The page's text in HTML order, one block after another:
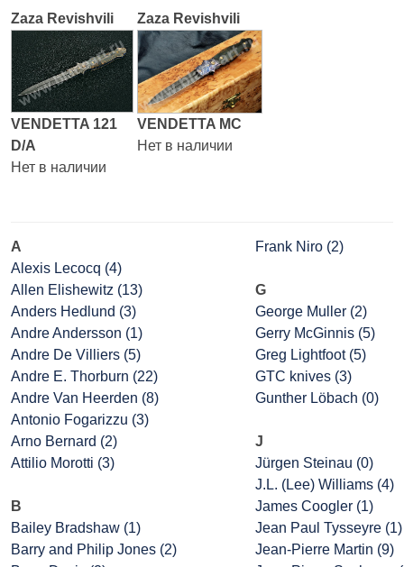
Zaza Revishvili Zaza Revishvili
VENDETTA 121
D/A
Нет в наличии
VENDETTA MC
Нет в наличии
A
Alexis Lecocq (4)
Allen Elishewitz (13)
Anders Hedlund (3)
Andre Andersson (1)
Andre De Villiers (5)
Andre E. Thorburn (22)
Andre Van Heerden (8)
Antonio Fogarizzu (3)
Arno Bernard (2)
Attilio Morotti (3)
B
Bailey Bradshaw (1)
Barry and Philip Jones (2)
Frank Niro (2)
G
George Muller (2)
Gerry McGinnis (5)
Greg Lightfoot (5)
GTC knives (3)
Gunther Löbach (0)
J
Jürgen Steinau (0)
J.L. (Lee) Williams (4)
James Coogler (1)
Jean Paul Tysseyre (1)
Jean-Pierre Martin (9)